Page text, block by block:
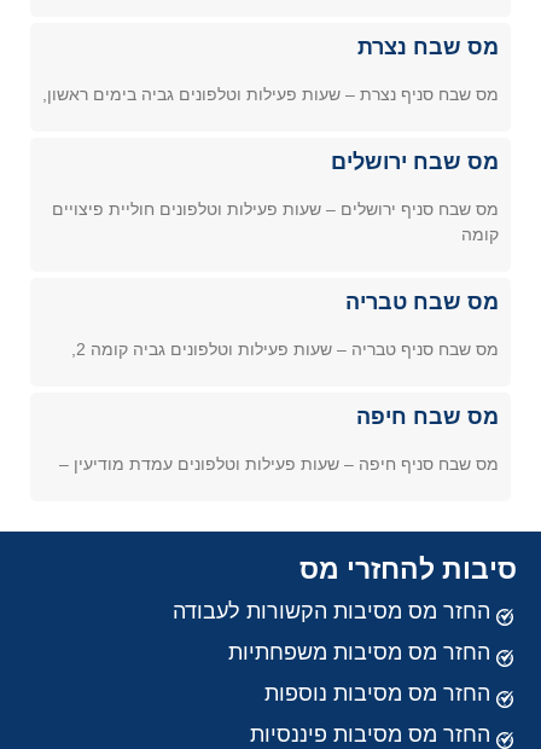
מס שבח נצרת
מס שבח סניף נצרת – שעות פעילות וטלפונים גביה בימים ראשון,
מס שבח ירושלים
מס שבח סניף ירושלים – שעות פעילות וטלפונים חוליית פיצויים
קומה
מס שבח טבריה
מס שבח סניף טבריה – שעות פעילות וטלפונים גביה קומה 2,
מס שבח חיפה
מס שבח סניף חיפה – שעות פעילות וטלפונים עמדת מודיעין –
סיבות להחזרי מס
החזר מס מסיבות הקשורות לעבודה
החזר מס מסיבות משפחתיות
החזר מס מסיבות נוספות
החזר מס מסיבות פיננסיות